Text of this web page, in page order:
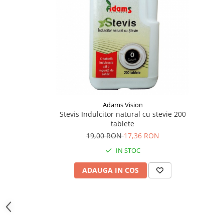
Adams Vision
Stevis Indulcitor natural cu stevie 200
tablete
19,00 RON17,36 RON
IN STOC
ADAUGA IN COS